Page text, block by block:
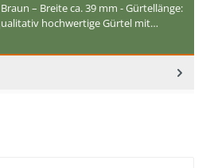
– Breite ca. 39 mm - Gürtellänge:
hochwertige Gürtel mit…